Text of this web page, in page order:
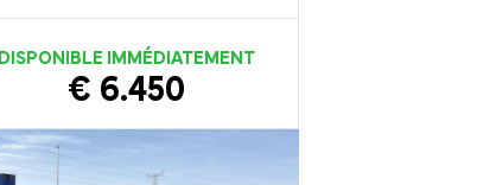
DISPONIBLE IMMÉDIATEMENT
€ 6.450